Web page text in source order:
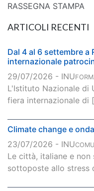
RASSEGNA STAMPA
ARTICOLI RECENTI
Dal 4 al 6 settembre a
internazionale
29/07/2026 - INU
L'Istituto Nazionale di
fiera internazionale di
Climate change e
23/07/2026 - INU
Le città, italiane e non
sottoposte allo stress